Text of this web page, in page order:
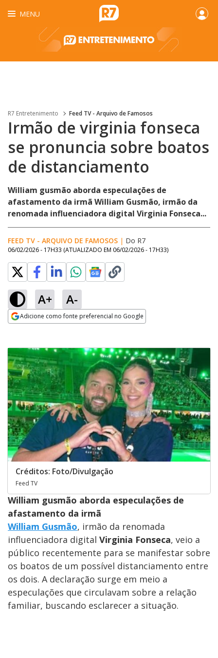
MENU
R7 Entretenimento Feed TV - Arquivo de Famosos
Irmão de virginia fonseca
se pronuncia sobre boatos
de distanciamento
William gusmão aborda especulações de
afastamento da irmã William Gusmão, irmão da
renomada influenciadora digital Virginia Fonseca...
FEED TV - ARQUIVO DE FAMOSOS | Do R7
06/02/2026 - 17H33 (ATUALIZADO EM 06/02/2026 - 17H33)
A+ A-
Adicione como fonte preferencial no Google
Créditos: Foto/Divulgação
Feed TV
William gusmão aborda especulações de
afastamento da irmã
William Gusmão, irmão da renomada
influenciadora digital Virginia Fonseca, veio a
público recentemente para se manifestar sobre
os boatos de um possível distanciamento entre
os dois. A declaração surge em meio a
especulações que circulavam sobre a relação
familiar, buscando esclarecer a situação.